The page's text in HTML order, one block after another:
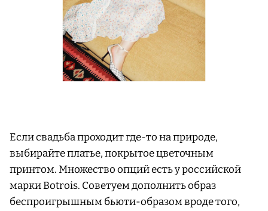
Если свадьба проходит где-то на природе,
выбирайте платье, покрытое цветочным
принтом. Множество опций есть у российской
марки Botrois. Советуем дополнить образ
беспроигрышным бьюти-образом вроде того,